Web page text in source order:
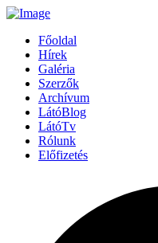
Főoldal
Hírek
Galéria
Szerzők
Archívum
LátóBlog
LátóTv
Rólunk
Előfizetés